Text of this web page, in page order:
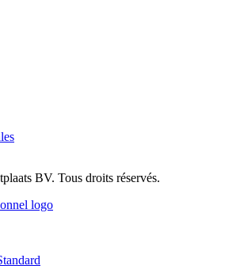
BV. Tous droits réservés.